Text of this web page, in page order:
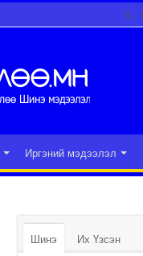
Иргэний мэдээлэл
Шинэ Их Үзсэн